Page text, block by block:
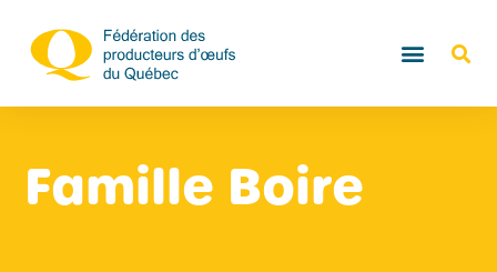
Famille Boire